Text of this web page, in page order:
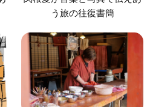
う旅の往復書簡